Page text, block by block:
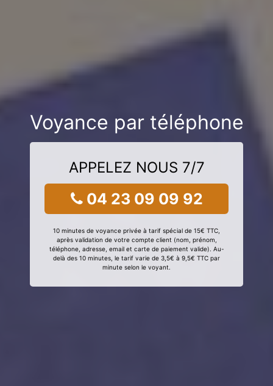
Voyance par téléphone
APPELEZ NOUS 7/7
04 23 09 09 92
10 minutes de voyance privée à tarif spécial de 15€ TTC,
après validation de votre compte client (nom, prénom,
téléphone, adresse, email et carte de paiement valide). Au-
delà des 10 minutes, le tarif varie de 3,5€ à 9,5€ TTC par
minute selon le voyant.